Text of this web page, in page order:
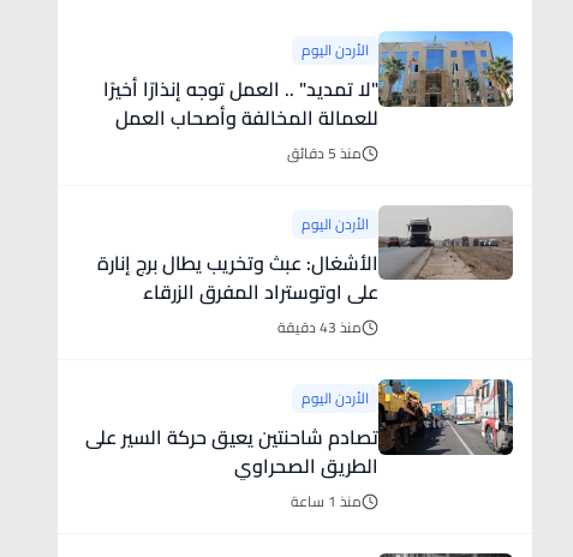
الأردن اليوم
"لا تمديد" .. العمل توجه إنذارًا أخيرًا
للعمالة المخالفة وأصحاب العمل
منذ 5 دقائق
الأردن اليوم
الأشغال: عبث وتخريب يطال برج إنارة
على اوتوستراد المفرق الزرقاء
منذ 43 دقيقة
الأردن اليوم
تصادم شاحنتين يعيق حركة السير على
الطريق الصحراوي
منذ 1 ساعة